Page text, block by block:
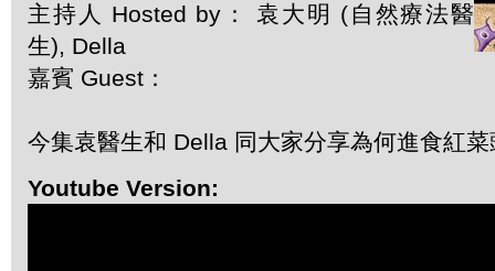
主持人 Hosted by： 袁大明 (自然療法醫
生), Della
嘉賓 Guest：
今集袁醫生和 Della 同大家分享為何進食紅
Youtube Version: